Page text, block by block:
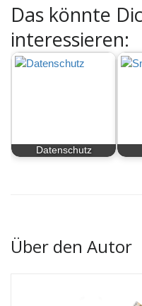
Das könnte
interessieren:
Datenschutz
Über den Autor